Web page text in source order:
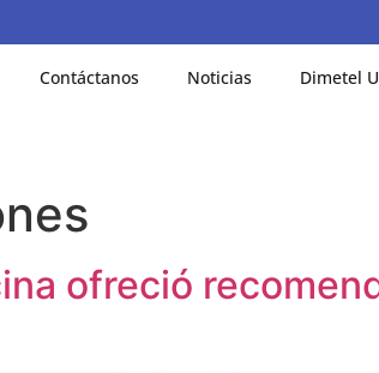
Contáctanos Noticias Dimetel
ofreció